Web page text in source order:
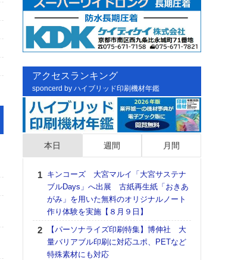
アクセスランキング
sponcerd by ハイブリッド印刷機材年鑑
本日 週間 月間
キンコーズ 大宮マルイ「大宮サステナ
ブルDays」へ出展 古紙再生紙「おきあ
がみ」を用いた無料のオリジナルノート
作り体験を実施【８月９日】
【パーソナライズ印刷特集】博伸社 大
量バリアブル印刷に対応ユポ、PETなど
特殊素材にも対応